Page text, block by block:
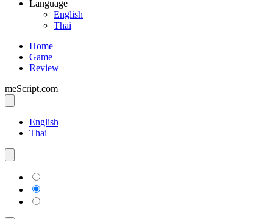
Language
English
Thai
Home
Game
Review
meScript.com
English
Thai